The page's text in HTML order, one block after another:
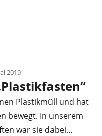
2019
Plastikmüll und hat
bewegt. In unserem
war sie dabei…